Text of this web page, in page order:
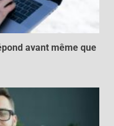
avant même que